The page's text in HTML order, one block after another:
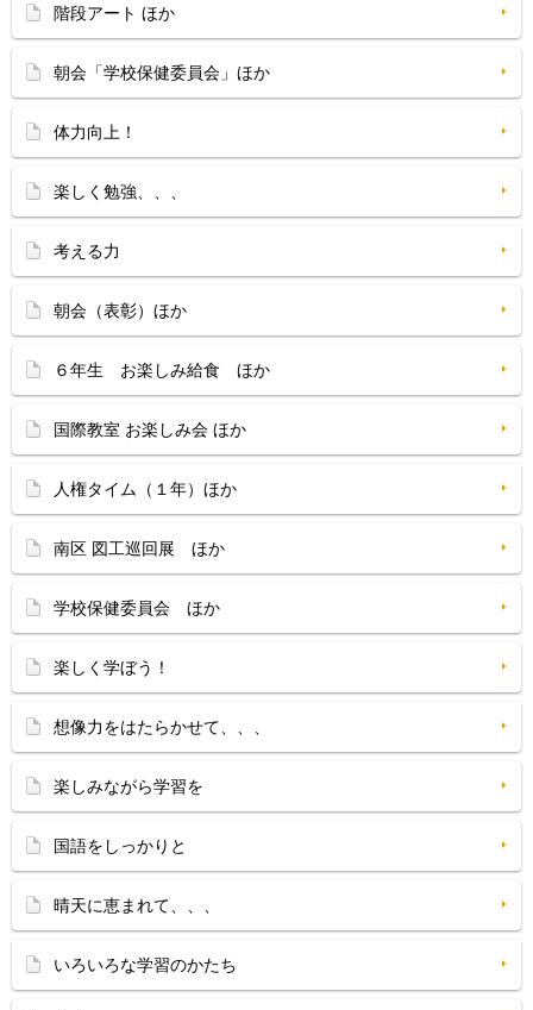
階段アート ほか
朝会「学校保健委員会」ほか
体力向上！
楽しく勉強、、、
考える力
朝会（表彰）ほか
６年生 お楽しみ給食 ほか
国際教室 お楽しみ会 ほか
人権タイム（１年）ほか
南区 図工巡回展 ほか
学校保健委員会 ほか
楽しく学ぼう！
想像力をはたらかせて、、、
楽しみながら学習を
国語をしっかりと
晴天に恵まれて、、、
いろいろな学習のかたち